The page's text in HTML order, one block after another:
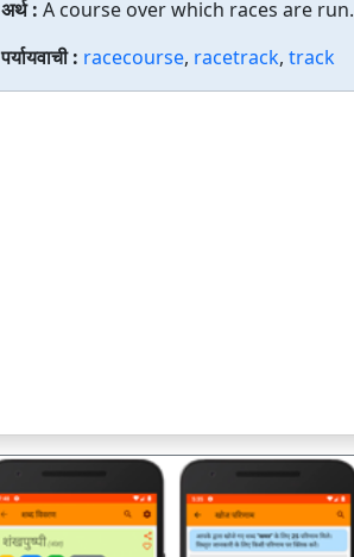
अर्थ : A course over which races are run.
पर्यायवाची : racecourse, racetrack, track